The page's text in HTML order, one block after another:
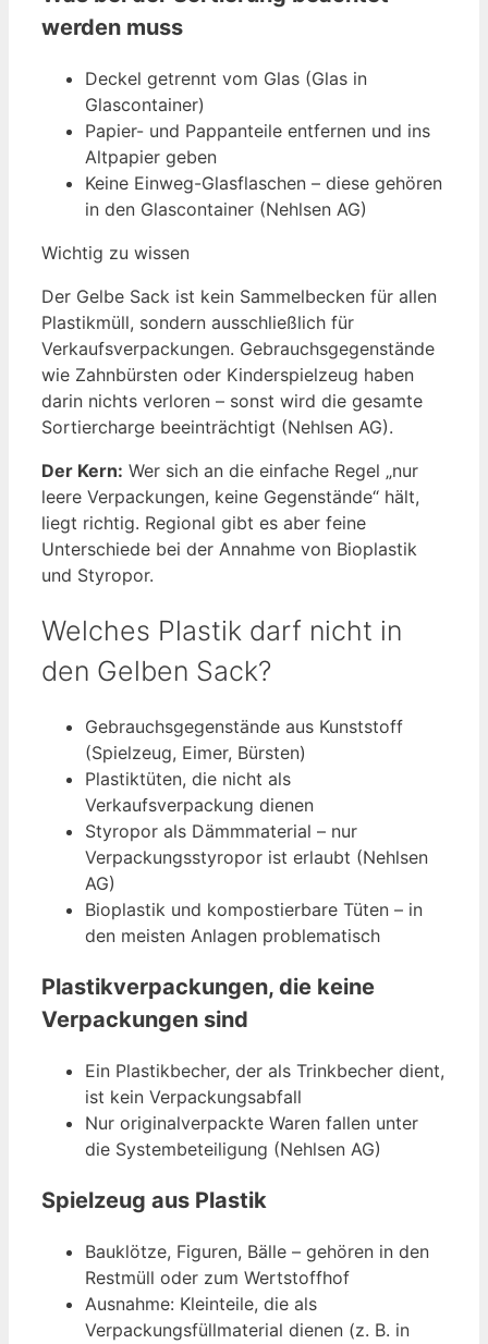
werden muss
Deckel getrennt vom Glas (Glas in
Glascontainer)
Papier- und Pappanteile entfernen und ins
Altpapier geben
Keine Einweg-Glasflaschen – diese gehören
in den Glascontainer (Nehlsen AG)
Wichtig zu wissen
Der Gelbe Sack ist kein Sammelbecken für allen
Plastikmüll, sondern ausschließlich für
Verkaufsverpackungen. Gebrauchsgegenstände
wie Zahnbürsten oder Kinderspielzeug haben
darin nichts verloren – sonst wird die gesamte
Sortiercharge beeinträchtigt (Nehlsen AG).
Der Kern: Wer sich an die einfache Regel „nur
leere Verpackungen, keine Gegenstände“ hält,
liegt richtig. Regional gibt es aber feine
Unterschiede bei der Annahme von Bioplastik
und Styropor.
Welches Plastik darf nicht in
den Gelben Sack?
Gebrauchsgegenstände aus Kunststoff
(Spielzeug, Eimer, Bürsten)
Plastiktüten, die nicht als
Verkaufsverpackung dienen
Styropor als Dämmmaterial – nur
Verpackungsstyropor ist erlaubt (Nehlsen
AG)
Bioplastik und kompostierbare Tüten – in
den meisten Anlagen problematisch
Plastikverpackungen, die keine
Verpackungen sind
Ein Plastikbecher, der als Trinkbecher dient,
ist kein Verpackungsabfall
Nur originalverpackte Waren fallen unter
die Systembeteiligung (Nehlsen AG)
Spielzeug aus Plastik
Bauklötze, Figuren, Bälle – gehören in den
Restmüll oder zum Wertstoffhof
Ausnahme: Kleinteile, die als
Verpackungsfüllmaterial dienen (z. B. in